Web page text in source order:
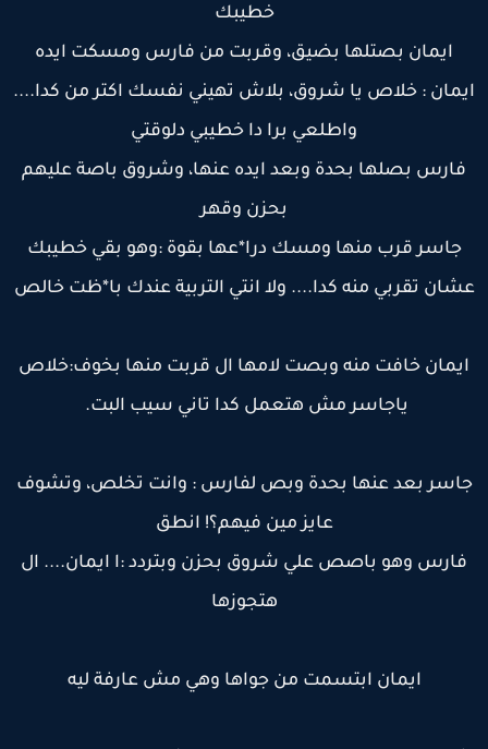
خطيبك
ايمان بصتلها بضيق، وقربت من فارس ومسكت ايده
: خلاص يا شروق، بلاش تهيني نفسك اكتر من كدا....
واطلعي برا دا خطيبي دلوقتي
فارس بصلها بحدة وبعد ايده عنها، وشروق باصة عليهم
بحزن وقهر
جاسر قرب منها ومسك درا*عها بقوة :وهو بقي خطيبك
تقربي منه كدا.... ولا انتي التربية عندك با*ظت خالص
ايمان خافت منه وبصت لامها ال قربت منها بخوف:خلاص
ياجاسر مش هتعمل كدا تاني سيب البت.
بعد عنها بحدة وبص لفارس : وانت تخلص، وتشوف
عايز مين فيهم؟! انطق
فارس وهو باصص علي شروق بحزن وبتردد :ا ايمان.... ال
هتجوزها
ايمان ابتسمت من جواها وهي مش عارفة ليه